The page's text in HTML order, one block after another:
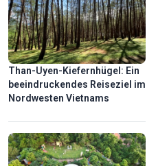
Than-Uyen-Kiefernhügel: Ein
beeindruckendes Reiseziel im
Nordwesten Vietnams